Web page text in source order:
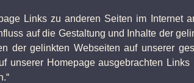
Links zu anderen Seiten im Internet
auf die Gestaltung und Inhalte der
der gelinkten Webseiten auf unserer
unserer Homepage ausgebrachten